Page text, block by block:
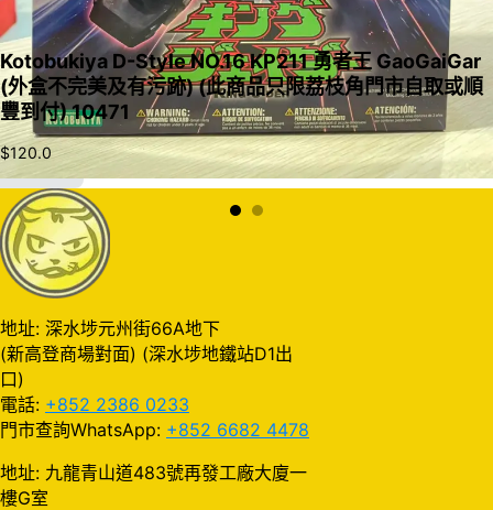
入購物車
Kotobukiya D-Style NO.16 KP211 勇者王 GaoGaiGar
(外盒不完美及有污跡) (此商品只限荔枝角門市自取或順
豐到付) 10471
$120.0
地址: 深水埗元州街66A地下
(新高登商場對面) (深水埗地鐵站D1出
口)
電話: +852 2386 0233
門市查詢WhatsApp: +852 6682 4478
地址: 九龍青山道483號再發工廠大廈一
樓G室